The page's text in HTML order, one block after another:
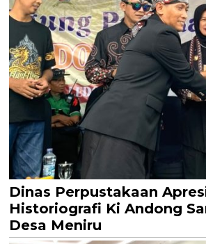
Dinas Perpustakaan
Historiografi Ki Andong
Desa Meniru